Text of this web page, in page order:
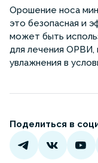
Орошение носа
это безопасная и
может быть
для лечения ОРВИ,
увлажнения в
Поделиться в